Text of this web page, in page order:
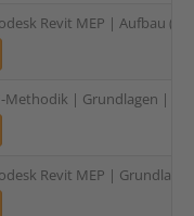
Revit MEP | Aufbau
Methodik | Grundlagen | 2-
Revit MEP |